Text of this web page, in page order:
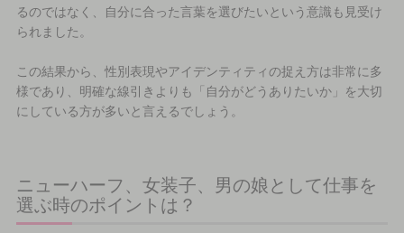
るのではなく、自分に合った言葉を選びたいという意識も見受け
られました。
この結果から、性別表現やアイデンティティの捉え方は非常に多
様であり、明確な線引きよりも「自分がどうありたいか」を大切
にしている方が多いと言えるでしょう。
ニューハーフ、女装子、男の娘として仕事を
選ぶ時のポイントは？